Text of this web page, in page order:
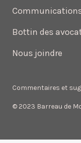
Bottin des
Nous joindre
Commentaires et
© 2023 Barreau de